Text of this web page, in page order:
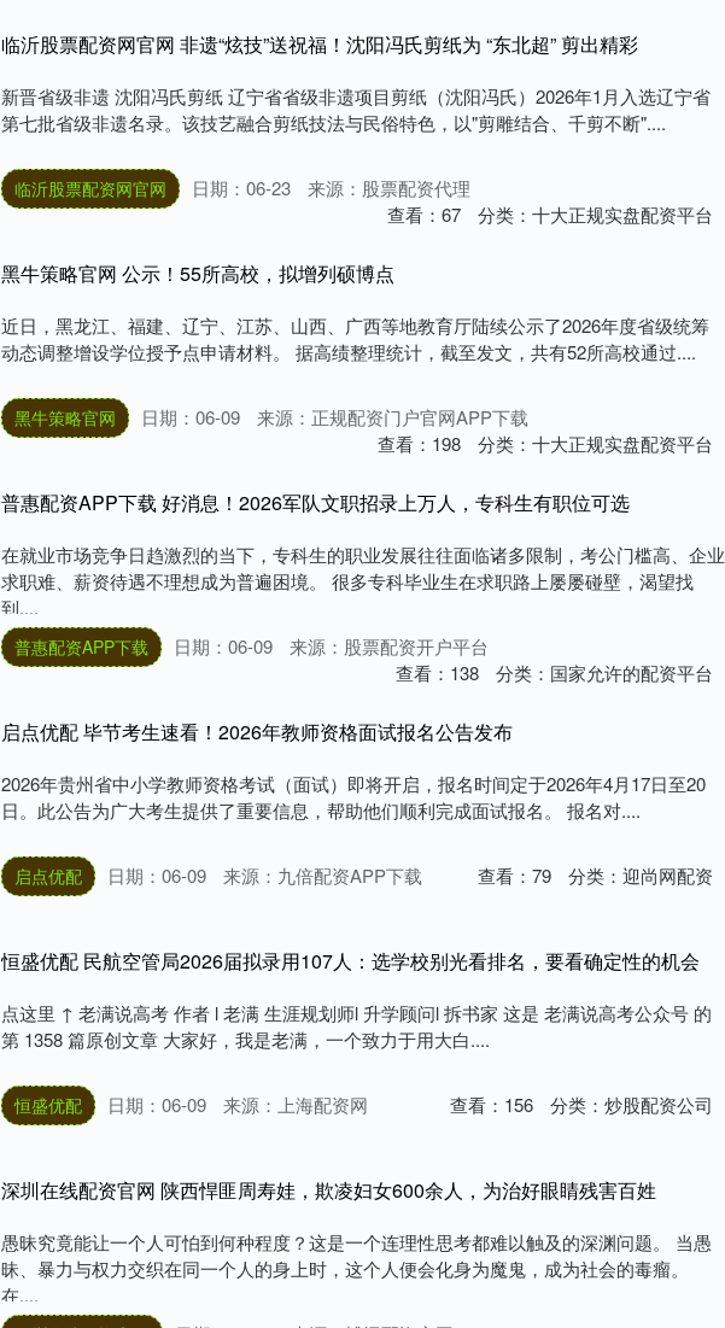
临沂股票配资网官网 非遗“炫技”送祝福！沈阳冯氏剪纸为 “东北超” 剪出精彩
新晋省级非遗 沈阳冯氏剪纸 辽宁省省级非遗项目剪纸（沈阳冯氏）2026年1月入选辽宁省
第七批省级非遗名录。该技艺融合剪纸技法与民俗特色，以"剪雕结合、千剪不断"....
临沂股票配资网官网 日期：06-23
来源：股票配资代理
查看： 67 分类： 十大正规实盘配资平台
黑牛策略官网 公示！55所高校，拟增列硕博点
近日，黑龙江、福建、辽宁、江苏、山西、广西等地教育厅陆续公示了2026年度省级统筹
动态调整增设学位授予点申请材料。 据高绩整理统计，截至发文，共有52所高校通过....
黑牛策略官网 日期：06-09
来源：正规配资门户官网APP下载
查看： 198 分类： 十大正规实盘配资平台
普惠配资APP下载 好消息！2026军队文职招录上万人，专科生有职位可选
在就业市场竞争日趋激烈的当下，专科生的职业发展往往面临诸多限制，考公门槛高、企业
求职难、薪资待遇不理想成为普遍困境。 很多专科毕业生在求职路上屡屡碰壁，渴望找
到....
普惠配资APP下载 日期：06-09
来源：股票配资开户平台
查看： 138 分类： 国家允许的配资平台
启点优配 毕节考生速看！2026年教师资格面试报名公告发布
2026年贵州省中小学教师资格考试（面试）即将开启，报名时间定于2026年4月17日至20
日。此公告为广大考生提供了重要信息，帮助他们顺利完成面试报名。 报名对....
启点优配 日期：06-09 来源：九倍配资APP下载 查看： 79 分类： 迎尚网配资
恒盛优配 民航空管局2026届拟录用107人：选学校别光看排名，要看确定性的机会
点这里 ↑ 老满说高考 作者 l 老满 生涯规划师l 升学顾问l 拆书家 这是 老满说高考公众号 的
第 1358 篇原创文章 大家好，我是老满，一个致力于用大白....
恒盛优配 日期：06-09 来源：上海配资网 查看： 156 分类： 炒股配资公司
深圳在线配资官网 陕西悍匪周寿娃，欺凌妇女600余人，为治好眼睛残害百姓
愚昧究竟能让一个人可怕到何种程度？这是一个连理性思考都难以触及的深渊问题。 当愚
昧、暴力与权力交织在同一个人的身上时，这个人便会化身为魔鬼，成为社会的毒瘤。
在....